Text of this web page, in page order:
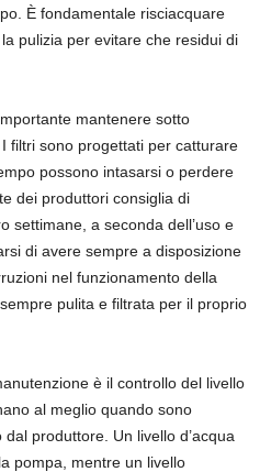
È fondamentale risciacquare
pulizia per evitare che residui di
mantenere sotto
filtri sono progettati per catturare
possono intasarsi o perdere
dei produttori consiglia di
settimane, a seconda dell’uso e
di avere sempre a disposizione
nel funzionamento della
pulita e filtrata per il proprio
è il controllo del livello
al meglio quando sono
produttore. Un livello d’acqua
pompa, mentre un livello